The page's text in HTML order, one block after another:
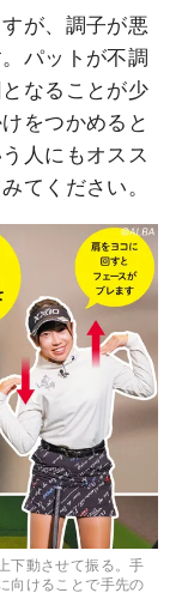
が、調子が悪
パットが不調
なることが少
をつかめると
人にもオスス
てください。
下動させて振る。手
向けることで手先の